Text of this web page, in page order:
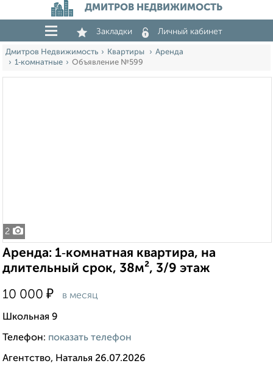
ДМИТРОВ НЕДВИЖИМОСТЬ
Закладки Личный кабинет
Дмитров Недвижимость Квартиры
Аренда
1‑комнатные
Объявление №599
2
Аренда: 1‑комнатная квартира, на
длительный срок, 38м², 3/9 этаж
10 000 ₽ в месяц
Школьная 9
Телефон: показать телефон
Агентство, Наталья 26.07.2026